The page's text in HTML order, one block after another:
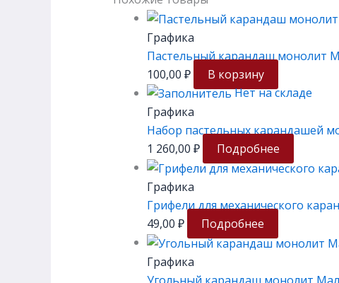
Графика
Пастельный карандаш монолит
100,00 ₽
В корзину
Нет на складе
Графика
Набор пастельных карандашей
1 260,00 ₽
Подробнее
Графика
Грифели для механического
49,00 ₽ Подробнее
Графика